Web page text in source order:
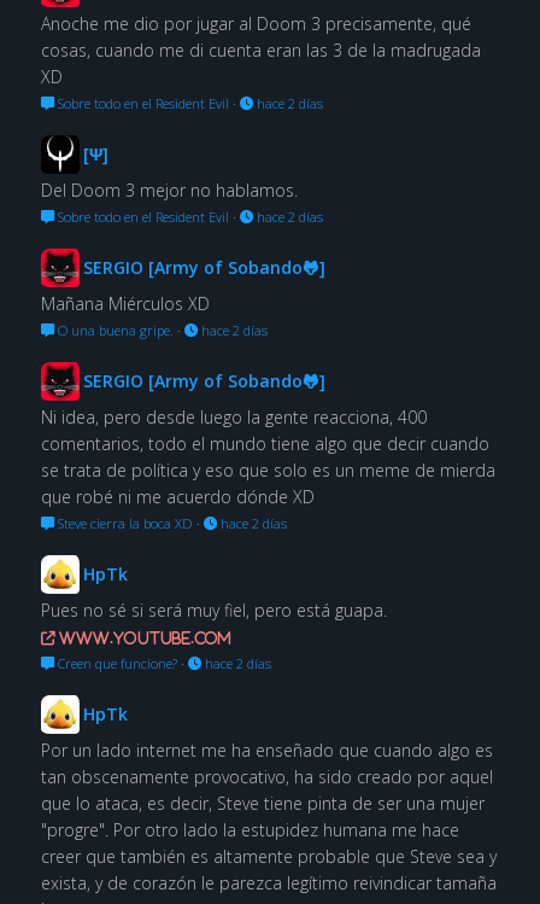
Anoche me dio por jugar al Doom 3 precisamente, qué
cosas, cuando me di cuenta eran las 3 de la madrugada
XD
Sobre todo en el Resident Evil · hace 2 días
[Ψ]
Del Doom 3 mejor no hablamos.
Sobre todo en el Resident Evil · hace 2 días
SERGIO [Army of Sobando🐸]
Mañana Miérculos XD
O una buena gripe. · hace 2 días
SERGIO [Army of Sobando🐸]
Ni idea, pero desde luego la gente reacciona, 400
comentarios, todo el mundo tiene algo que decir cuando
se trata de política y eso que solo es un meme de mierda
que robé ni me acuerdo dónde XD
Steve cierra la boca XD · hace 2 días
HpTk
Pues no sé si será muy fiel, pero está guapa.
www.youtube.com
Creen que funcione?· hace 2 días
HpTk
Por un lado internet me ha enseñado que cuando algo es
tan obscenamente provocativo, ha sido creado por aquel
que lo ataca, es decir, Steve tiene pinta de ser una mujer
"progre". Por otro lado la estupidez humana me hace
creer que también es altamente probable que Steve sea y
exista, y de corazón le parezca legítimo reivindicar tamaña